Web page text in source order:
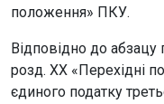
положення» ПКУ.
Відповідно до абзацу
розд. ХХ «Перехідні
єдиного податку